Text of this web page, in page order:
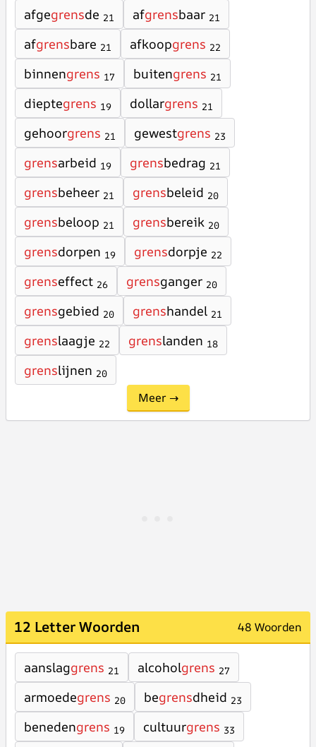
afgegrensde 21 afgrensbaar 21
afgrensbare 21 afkoopgrens 22
binnengrens 17 buitengrens 21
dieptegrens 19 dollargrens 21
gehoorgrens 21 gewestgrens 23
grensarbeid 19 grensbedrag 21
grensbeheer 21 grensbeleid 20
grensbeloop 21 grensbereik 20
grensdorpen 19 grensdorpje 22
grenseffect 26 grensganger 20
grensgebied 20 grenshandel 21
grenslaagje 22 grenslanden 18
grenslijnen 20
Meer →
12 Letter Woorden 48 Woorden
aanslaggrens 21 alcoholgrens 27
armoedegrens 20 begrensdheid 23
benedengrens 19 cultuurgrens 33